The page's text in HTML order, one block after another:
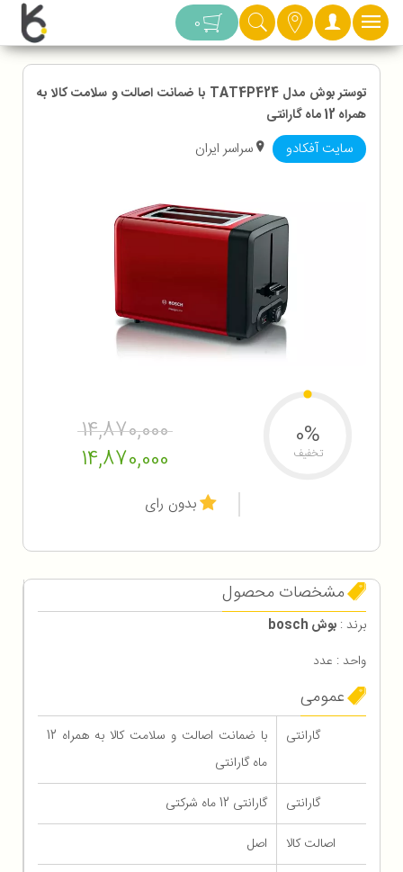
دسته بندی 0
توستر بوش مدل TAT4P424 با ضمانت اصالت و سلامت کالا به
همراه 12 ماه گارانتی
سایت آفکادو سراسر ایران
14,870,000
14,870,000
0%
تخفیف
بدون رای
مشخصات محصول
برند : بوش bosch
واحد : عدد
عمومی
گارانتی
با ضمانت اصالت و سلامت کالا به همراه 12
ماه گارانتی
گارانتی
گارانتی 12 ماه شرکتی
اصالت کالا
اصل